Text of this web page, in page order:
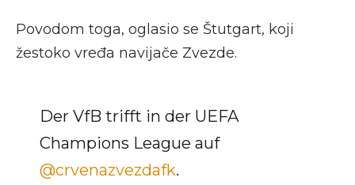
Povodom toga, oglasio se Štutgart, koji
žestoko vređa navijače Zvezde.
Der VfB trifft in der UEFA
Champions League auf
@crvenazvezdafk.